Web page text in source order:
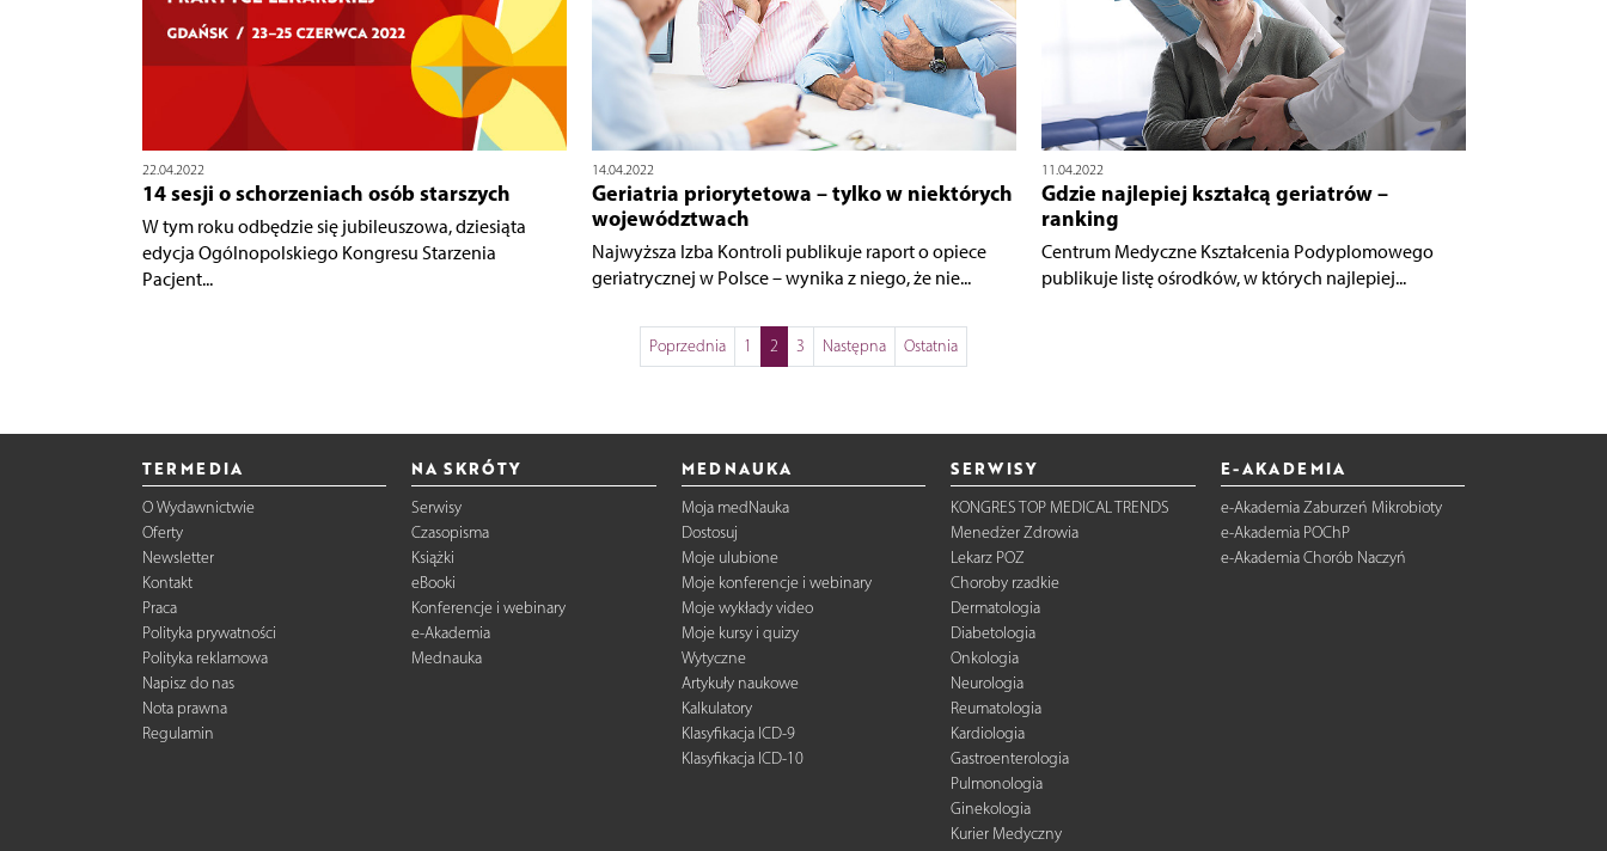
22.04.2022
14 sesji o schorzeniach osób starszych
W tym roku odbędzie się jubileuszowa, dziesiąta
edycja Ogólnopolskiego Kongresu Starzenia
Pacjent...
14.04.2022
Geriatria priorytetowa – tylko w niektórych
województwach
Najwyższa Izba Kontroli publikuje raport o opiece
geriatrycznej w Polsce – wynika z niego, że nie...
11.04.2022
Gdzie najlepiej kształcą geriatrów –
ranking
Centrum Medyczne Kształcenia Podyplomowego
publikuje listę ośrodków, w których najlepiej...
Poprzednia 1 2 3 Następna Ostatnia
TERMEDIA
O Wydawnictwie
Oferty
Newsletter
Kontakt
Praca
Polityka prywatności
Polityka reklamowa
Napisz do nas
Nota prawna
Regulamin
NA SKRÓTY
Serwisy
Czasopisma
Książki
eBooki
Konferencje i webinary
e-Akademia
Mednauka
MEDNAUKA
Moja medNauka
Dostosuj
Moje ulubione
Moje konferencje i webinary
Moje wykłady video
Moje kursy i quizy
Wytyczne
Artykuły naukowe
Kalkulatory
Klasyfikacja ICD-9
Klasyfikacja ICD-10
SERWISY
KONGRES TOP MEDICAL TRENDS
Menedżer Zdrowia
Lekarz POZ
Choroby rzadkie
Dermatologia
Diabetologia
Onkologia
Neurologia
Reumatologia
Kardiologia
Gastroenterologia
Pulmonologia
Ginekologia
Kurier Medyczny
E-AKADEMIA
e-Akademia Zaburzeń Mikrobioty
e-Akademia POChP
e-Akademia Chorób Naczyń